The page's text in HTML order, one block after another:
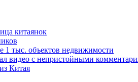
китаянок
1 тыс. объектов недвижимости
видео с непристойными
Китая